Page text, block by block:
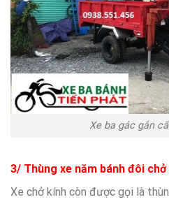
Xe ba gác gắn
3/ Thùng xe năm bánh đôi chở
Xe chở kính còn được gọi là